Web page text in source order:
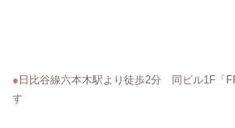
● 日比谷線六本木駅より徒歩2分 同ビル1F「
す